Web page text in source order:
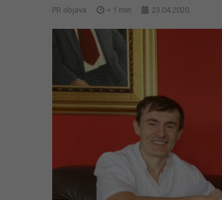
PR objava < 1 min 23.04.2020.